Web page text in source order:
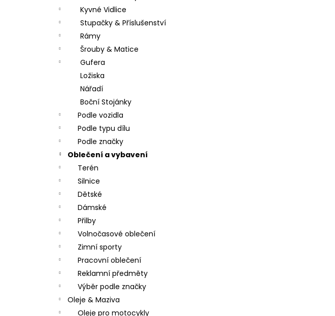
Kyvné Vidlice
Stupačky & Příslušenství
Rámy
Šrouby & Matice
Gufera
Ložiska
Nářadí
Boční Stojánky
Podle vozidla
Podle typu dílu
Podle značky
Oblečení a vybavení
Terén
Silnice
Dětské
Dámské
Přilby
Volnočasové oblečení
Zimní sporty
Pracovní oblečení
Reklamní předměty
Výběr podle značky
Oleje & Maziva
Oleje pro motocykly